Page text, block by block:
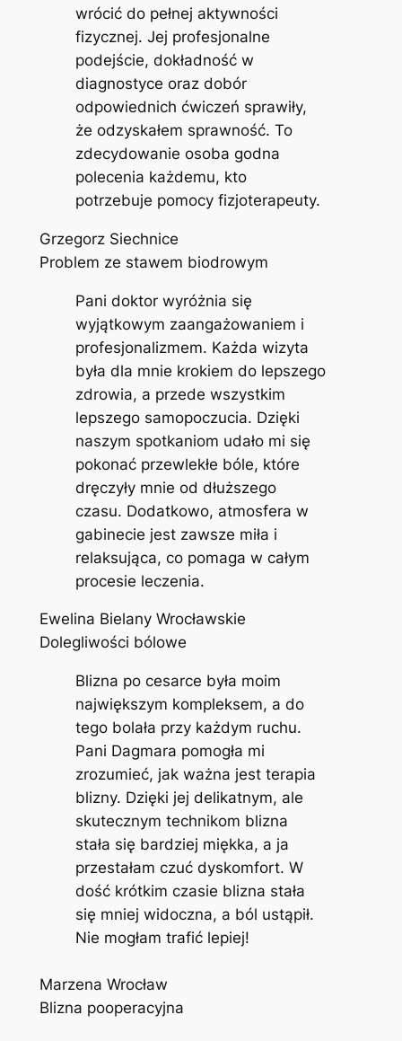
wrócić do pełnej aktywności
fizycznej. Jej profesjonalne
podejście, dokładność w
diagnostyce oraz dobór
odpowiednich ćwiczeń sprawiły,
że odzyskałem sprawność. To
zdecydowanie osoba godna
polecenia każdemu, kto
potrzebuje pomocy fizjoterapeuty.
Grzegorz Siechnice
Problem ze stawem biodrowym
Pani doktor wyróżnia się
wyjątkowym zaangażowaniem i
profesjonalizmem. Każda wizyta
była dla mnie krokiem do lepszego
zdrowia, a przede wszystkim
lepszego samopoczucia. Dzięki
naszym spotkaniom udało mi się
pokonać przewlekłe bóle, które
dręczyły mnie od dłuższego
czasu. Dodatkowo, atmosfera w
gabinecie jest zawsze miła i
relaksująca, co pomaga w całym
procesie leczenia.
Ewelina Bielany Wrocławskie
Dolegliwości bólowe
Blizna po cesarce była moim
największym kompleksem, a do
tego bolała przy każdym ruchu.
Pani Dagmara pomogła mi
zrozumieć, jak ważna jest terapia
blizny. Dzięki jej delikatnym, ale
skutecznym technikom blizna
stała się bardziej miękka, a ja
przestałam czuć dyskomfort. W
dość krótkim czasie blizna stała
się mniej widoczna, a ból ustąpił.
Nie mogłam trafić lepiej!
Marzena Wrocław
Blizna pooperacyjna